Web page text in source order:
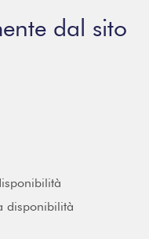
dal sito
disponibilità